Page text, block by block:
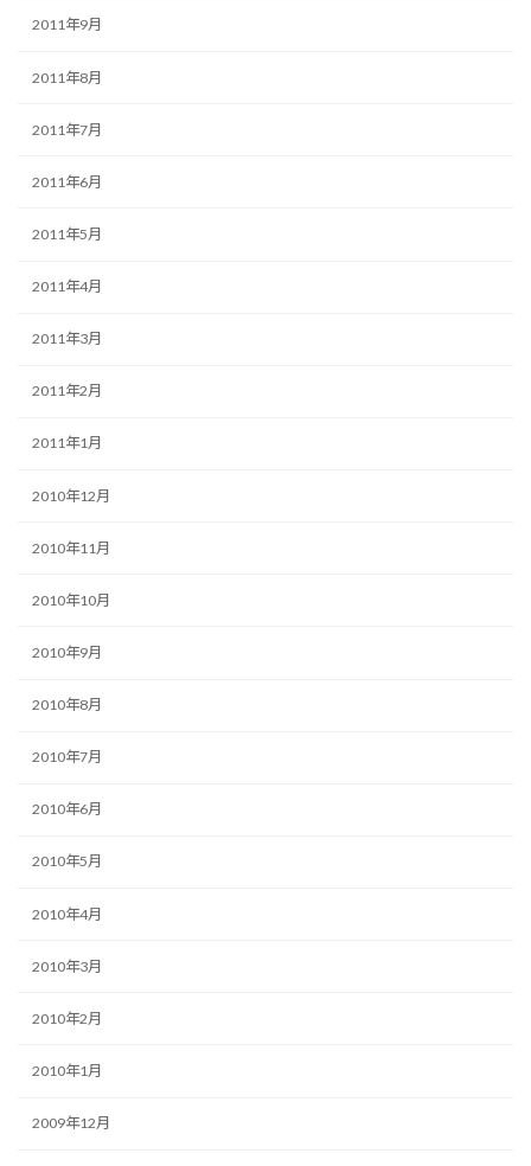
2011年9月
2011年8月
2011年7月
2011年6月
2011年5月
2011年4月
2011年3月
2011年2月
2011年1月
2010年12月
2010年11月
2010年10月
2010年9月
2010年8月
2010年7月
2010年6月
2010年5月
2010年4月
2010年3月
2010年2月
2010年1月
2009年12月